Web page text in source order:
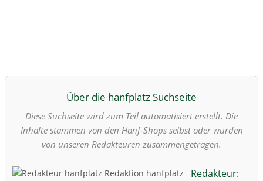
Über die hanfplatz Suchseite
Diese Suchseite wird zum Teil automatisiert erstellt. Die
Inhalte stammen von den Hanf-Shops selbst oder wurden
von unseren Redakteuren zusammengetragen.
Redakteur: